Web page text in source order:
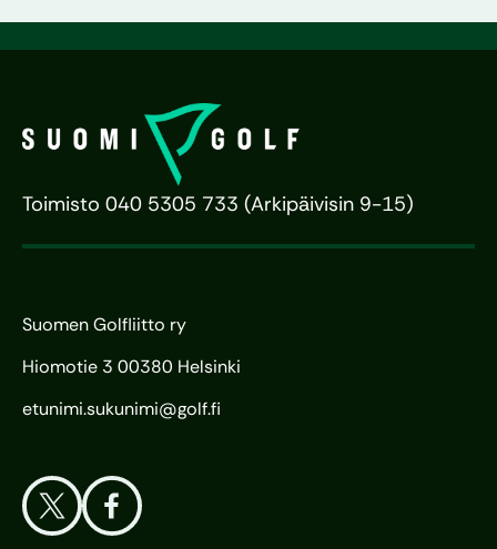
Toimisto 040 5305 733 (Arkipäivisin 9-15)
Suomen Golfliitto ry
Hiomotie 3 00380 Helsinki
etunimi.sukunimi@golf.fi